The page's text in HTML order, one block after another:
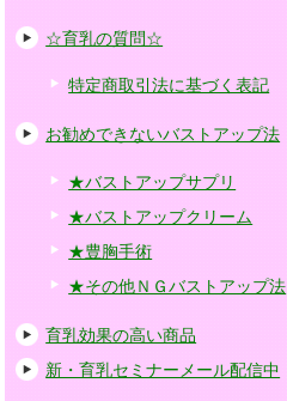
☆育乳の質問☆
特定商取引法に基づく表記
お勧めできないバストアップ法
★バストアップサプリ
★バストアップクリーム
★豊胸手術
★その他ＮＧバストアップ法
育乳効果の高い商品
新・育乳セミナーメール配信中